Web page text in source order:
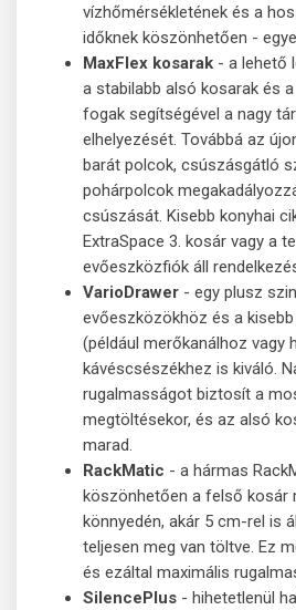
vízhőmérsékletének és a
időknek köszönhetően -
MaxFlex kosarak - a lehető
a stabilabb alsó kosarak és
fogak segítségével a nagy
elhelyezését. Továbbá az
barát polcok, csúszásgátló
pohárpolcok
csúszását. Kisebb konyhai
ExtraSpace 3. kosár vagy a
evőeszközfiók áll
VarioDrawer - egy plusz
evőeszközökhöz és a
(például merőkanálhoz vagy
kávéscsészékhez is kiváló.
rugalmasságot biztosít a
megtöltésekor, és az alsó
marad.
RackMatic - a hármas
köszönhetően a felső kosár
könnyedén, akár 5 cm-rel is
teljesen meg van töltve. Ez
és ezáltal maximális
SilencePlus - hihetetlenül